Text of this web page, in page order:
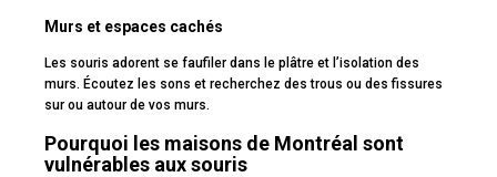
Murs et espaces cachés
Les souris adorent se faufiler dans le plâtre et l’isolation des
murs. Écoutez les sons et recherchez des trous ou des fissures
sur ou autour de vos murs.
Pourquoi les maisons de Montréal sont
vulnérables aux souris